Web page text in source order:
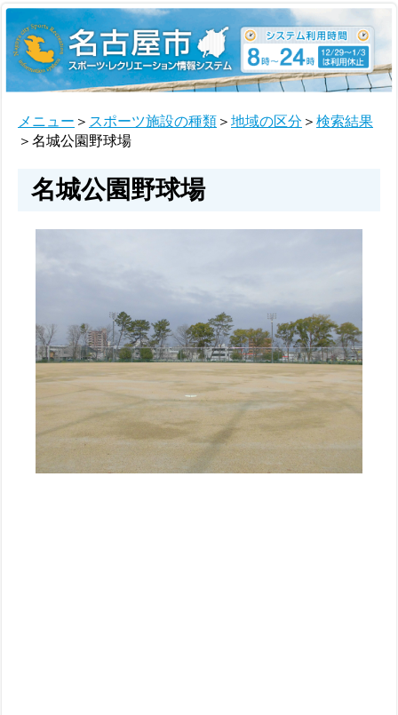
メニュー ＞ スポーツ施設の種類 ＞ 地域の区分 ＞ 検索結果
＞名城公園野球場
名城公園野球場